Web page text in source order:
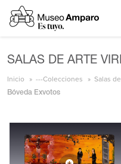
SALAS DE ARTE
Inicio ---Colecciones Salas
Bóveda Exvotos